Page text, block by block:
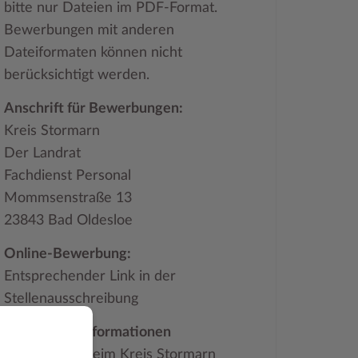
bitte nur Dateien im PDF-Format.
Bewerbungen mit anderen
Dateiformaten können nicht
berücksichtigt werden.
Anschrift für Bewerbungen:
Kreis Stormarn
Der Landrat
Fachdienst Personal
Mommsenstraße 13
23843 Bad Oldesloe
Online-Bewerbung:
Entsprechender Link in der
Stellenausschreibung
Allgemeine Informationen
über Stellen beim Kreis Stormarn